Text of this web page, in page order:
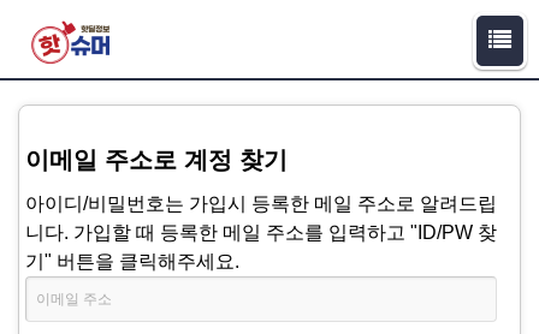
이메일 주소로 계정 찾기
아이디/비밀번호는 가입시 등록한 메일 주소로 알려드립
니다. 가입할 때 등록한 메일 주소를 입력하고 "ID/PW 찾
기" 버튼을 클릭해주세요.